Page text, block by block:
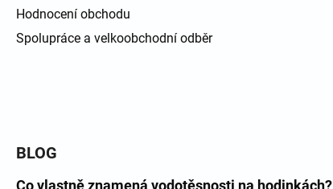
Hodnocení obchodu
Spolupráce a velkoobchodní odběr
BLOG
Co vlastně znamená vodotěsnosti na hodinkách?